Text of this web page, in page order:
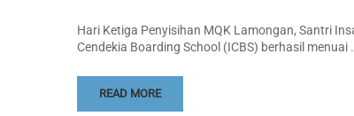
Hari Ketiga Penyisihan MQK Lamongan, Santri
Cendekia Boarding School (ICBS) berhasil menuai
READ MORE